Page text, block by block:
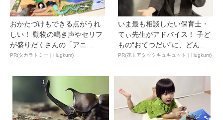
おかたづけもできる点がうれ
しい！ 動物の鳴き声やセリフ
が盛りだくさんの「アニ
ア ...
PR(タカラトミー｜Hugkum)
いま最も相談したい保育士・
てぃ先生がアドバイス！ 子ど
もの“おてつだい”に、どん...
PR(花王アタックキュキュット｜Hugkum)